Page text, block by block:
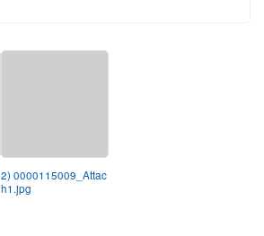
2) 0000115009_Attac
h1.jpg